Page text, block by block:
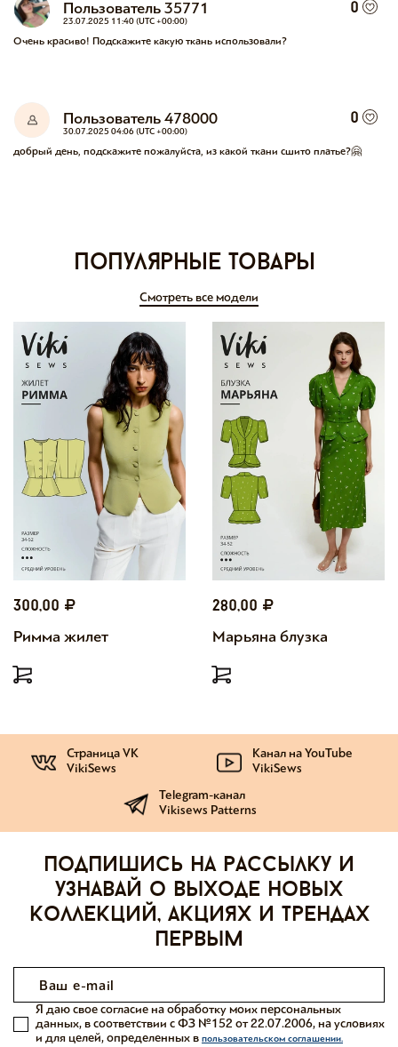
Пользователь 35771
23.07.2025 11:40 (UTC +00:00)
0
Очень красиво! Подскажите какую ткань использовали?
Пользователь 478000
30.07.2025 04:06 (UTC +00:00)
0
добрый день, подскажите пожалуйста, из какой ткани сшито платье?🤗
Популярные товары
Смотреть все модели
300,00
Римма жилет
280,00
Марьяна блузка
Страница VK
VikiSews
Канал на YouTube
VikiSews
Telegram-канал
Vikisews Patterns
Подпишись на рассылку и
узнавай о выходе новых
коллекций, акциях и трендах
первым
Я даю свое согласие на обработку моих персональных
данных, в соответствии с ФЗ №152 от 22.07.2006, на условиях
и для целей, определенных в пользовательском соглашении.